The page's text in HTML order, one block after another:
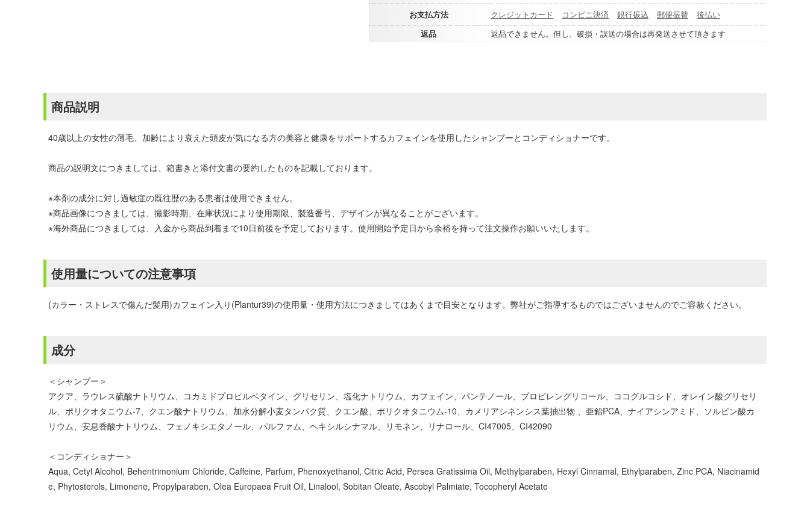
お支払方法
クレジットカード コンビニ決済 銀行振込 郵便振替
後払い
返品
返品できません。但し、破損・誤送の場合は再発送させて頂きます
商品説明
40歳以上の女性の薄毛、加齢により衰えた頭皮が気になる方の美容と健康をサポートするカフェインを使用したシャンプーとコンディショナーです。
商品の説明文につきましては、箱書きと添付文書の要約したものを記載しております。
※本剤の成分に対し過敏症の既往歴のある患者は使用できません。
※商品画像につきましては、撮影時期、在庫状況により使用期限、製造番号、デザインが異なることがございます。
※海外商品につきましては、入金から商品到着まで10日前後を予定しております。使用開始予定日から余裕を持って注文操作お願いいたします。
使用量についての注意事項
(カラー・ストレスで傷んだ髪用)カフェイン入り(Plantur39)の使用量・使用方法につきましてはあくまで目安となります。弊社がご指導するものではございませんのでご容赦ください。
成分
＜シャンプー＞
アクア、ラウレス硫酸ナトリウム、コカミドプロピルベタイン、グリセリン、塩化ナトリウム、カフェイン、パンテノール、プロピレングリコール、ココグルコシド、オレイン酸グリセリ
ル、ポリクオタニウム-7、クエン酸ナトリウム、加水分解小麦タンパク質、クエン酸、ポリクオタニウム-10、カメリアシネンシス葉抽出物 、亜鉛PCA、ナイアシンアミド、ソルビン酸カ
リウム、安息香酸ナトリウム、フェノキシエタノール、パルファム、ヘキシルシナマル、リモネン、リナロール、CI47005、CI42090
＜コンディショナー＞
Aqua, Cetyl Alcohol, Behentrimonium Chloride, Caffeine, Parfum, Phenoxyethanol, Citric Acid, Persea Gratissima Oil, Methylparaben, Hexyl Cinnamal, Ethylparaben, Zinc PCA, Niacinamid
e, Phytosterols, Limonene, Propylparaben, Olea Europaea Fruit Oil, Linalool, Sobitan Oleate, Ascobyl Palmiate, Tocopheryl Acetate